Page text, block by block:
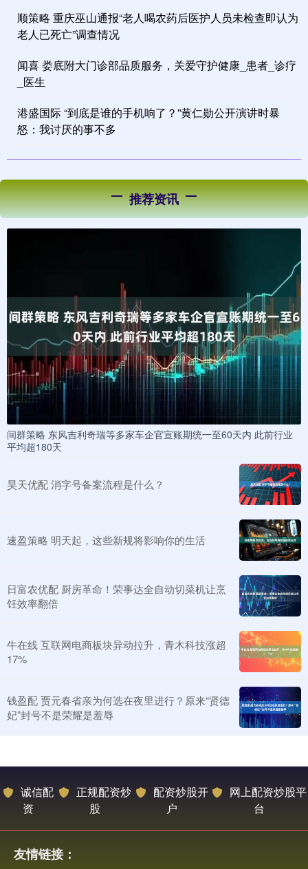
顺策略 重庆巫山通报“老人喝农药后医护人员未检查即认为
老人已死亡”调查情况
闻喜 娄底附大门诊部品质服务，关爱守护健康_患者_诊疗
_医生
港盛国际 “到底是谁的手机响了？”黄仁勋公开演讲时暴
怒：我讨厌的事不多
推荐资讯
间群策略 东风吉利奇瑞等多家车企官宣账期统一至60天内 此前行业
平均超180天
昊天优配 消字号备案流程是什么？
速盈策略 明天起，这些新规将影响你的生活
日富农优配 厨房革命！荣事达全自动切菜机让烹
饪效率翻倍
牛在线 互联网电商板块异动拉升，青木科技涨超
17%
钱盈配 贾元春省亲为何选在夜里进行？原来“贤德
妃”封号不是荣耀是羞辱
诚信配
资
正规配资炒
股
配资炒股开
户
网上配资炒股平
台
友情链接：